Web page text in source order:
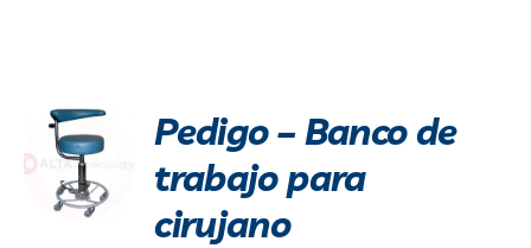
Pedigo – Banco de
trabajo para
cirujano